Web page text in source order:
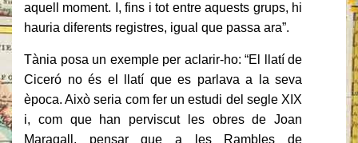
aquell moment. I, fins i tot entre aquests grups, hi
hauria diferents registres, igual que passa ara”.
Tània posa un exemple per aclarir-ho: “El llatí de
Ciceró no és el llatí que es parlava a la seva
època. Això seria com fer un estudi del segle XIX
i, com que han perviscut les obres de Joan
Maragall, pensar que a les Rambles de